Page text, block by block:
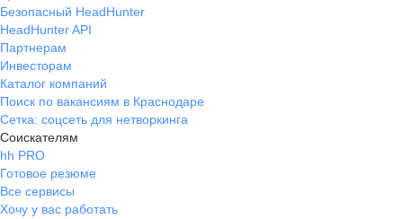
Безопасный HeadHunter
HeadHunter API
Партнерам
Инвесторам
Каталог компаний
Поиск по вакансиям в Краснодаре
Сетка: соцсеть для нетворкинга
Соискателям
hh PRO
Готовое резюме
Все сервисы
Хочу у вас работать